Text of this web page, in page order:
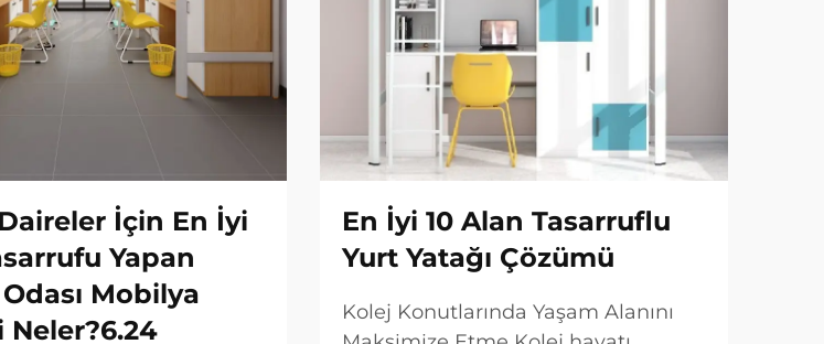
İçin En İyi
Yapan
Mobilya
Neler?6.24
En İyi 10 Alan Tasarruflu
Yurt Yatağı Çözümü
Kolej Konutlarında Yaşam Alanını